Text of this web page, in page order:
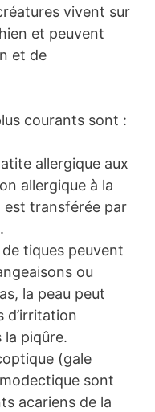
vivent sur
et peuvent
et de
courants sont :
allergique aux
allergique à la
est transférée par
tiques peuvent
ou
la peau peut
d’irritation
la piqûre.
(gale
sont
acariens de la